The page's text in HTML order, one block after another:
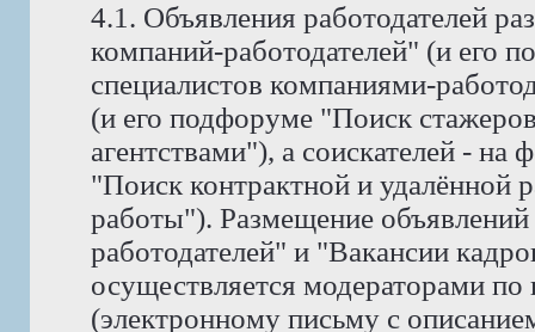
4.1. Объявления работодателей
компаний-работодателей" (и его
специалистов компаниями-
(и его подфоруме "Поиск
агентствами"), а соискателей -
"Поиск контрактной и удалённой
работы"). Размещение
работодателей" и "Вакансии
осуществляется модераторами
(электронному письму с